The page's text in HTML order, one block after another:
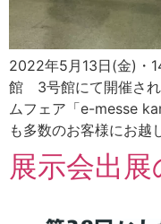
2022年5月13日(金)・
館 3号館にて開催され
ムフェア「e-messe
も多数のお客様にお越
展示会出